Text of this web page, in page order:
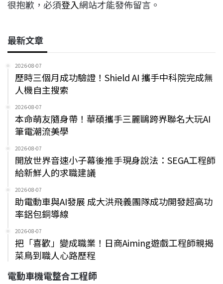
很抱歉，必須登入網站才能發佈留言。
最新文章
2026-08-07
歷時三個月成功驗證！Shield AI 攜手中科院完成無
人機自主搜索
2026-08-07
本命萌友隨身帶！華碩攜手三麗鷗跨界聯名大玩AI
筆電潮流美學
2026-08-07
開放世界音速小子幕後推手現身說法：SEGA工程師
給新鮮人的求職建議
2026-08-07
助電動車與AI發展 成大洪飛義團隊成功開發超高功
率鋁包銅導線
2026-08-07
把「喜歡」變成職業！日商Aiming遊戲工程師親揭
菜鳥到職人心路歷程
電動車機電整合工程師